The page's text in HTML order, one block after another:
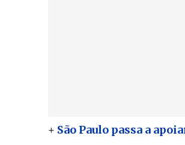
+ São Paulo passa a